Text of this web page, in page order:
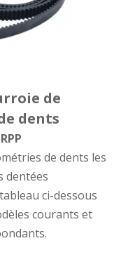
de
dents
de dents les
dentées
ci-dessous
courants et